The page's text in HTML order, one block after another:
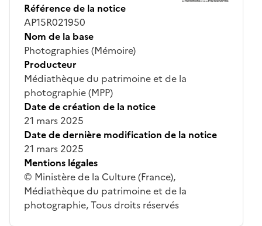
Référence de la notice
AP15R021950
Nom de la base
Photographies (Mémoire)
Producteur
Médiathèque du patrimoine et de la
photographie (MPP)
Date de création de la notice
21 mars 2025
Date de dernière modification de la notice
21 mars 2025
Mentions légales
© Ministère de la Culture (France),
Médiathèque du patrimoine et de la
photographie, Tous droits réservés